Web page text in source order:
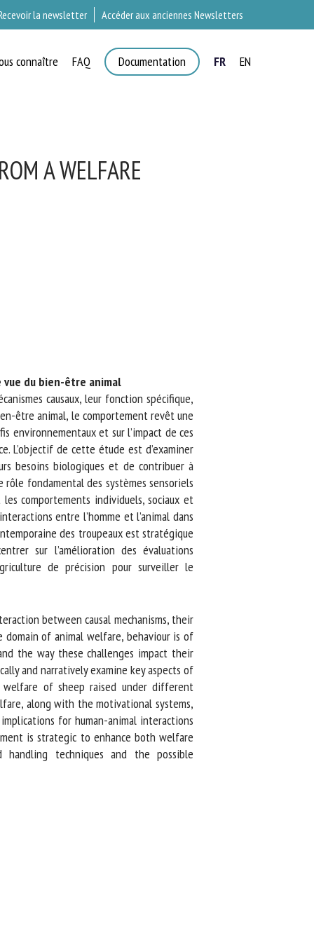
la newsletter Accéder aux anciennes Newsletters
connaître FAQ Documentation FR EN
A WELFARE
du bien-être animal
causaux, leur fonction spécifique,
être animal, le comportement revêt une
et sur l’impact de ces
de cette étude est d’examiner
besoins biologiques et de contribuer à
fondamental des systèmes sensoriels
comportements individuels, sociaux et
entre l’homme et l’animal dans
des troupeaux est stratégique
sur l’amélioration des évaluations
de précision pour surveiller le
between causal mechanisms, their
of animal welfare, behaviour is of
the way these challenges impact their
and narratively examine key aspects of
of sheep raised under different
along with the motivational systems,
for human-animal interactions
is strategic to enhance both welfare
handling techniques and the possible